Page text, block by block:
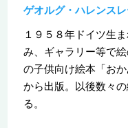
ゲオルグ・ハレンスレ
１９５８年ドイツ生
み、ギャラリー等で
の子供向け絵本「お
から出版。以後数々
る。